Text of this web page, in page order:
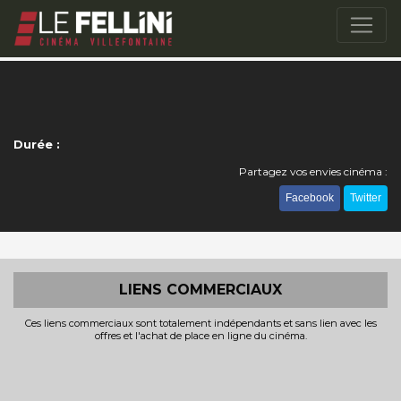
Durée :
Partagez vos envies cinéma :
Facebook Twitter
LIENS COMMERCIAUX
Ces liens commerciaux sont totalement indépendants et sans lien avec les
offres et l'achat de place en ligne du cinéma.